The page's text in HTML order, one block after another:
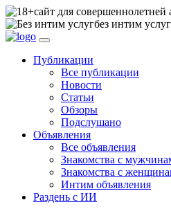
сайт для совершеннолетней
без интим услуг
Публикации
Все публикации
Новости
Статьи
Обзоры
Подслушано
Объявления
Все объявления
Знакомства с
Знакомства с
Интим объявления
Раздень с ИИ